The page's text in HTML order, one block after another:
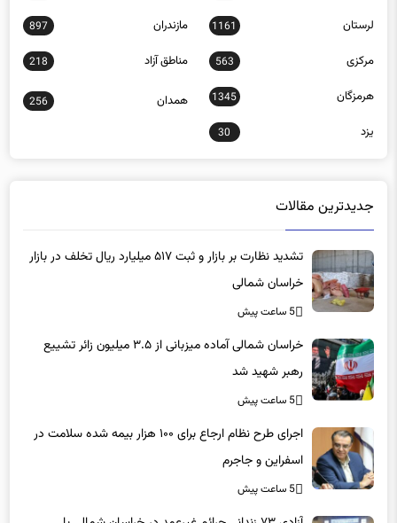
لرستان 1161 مازندران 897
مرکزی 563 مناطق آزاد 218
هرمزگان 1345 همدان 256
یزد 30
جدیدترین مقالات
تشدید نظارت بر بازار و ثبت ۵۱۷ میلیارد ریال تخلف در بازار
خراسان شمالی
5 ساعت پیش
خراسان شمالی آماده میزبانی از ۳.۵ میلیون زائر تشییع
رهبر شهید شد
5 ساعت پیش
اجرای طرح نظام ارجاع برای ۱۰۰ هزار بیمه شده سلامت در
اسفراین و جاجرم
5 ساعت پیش